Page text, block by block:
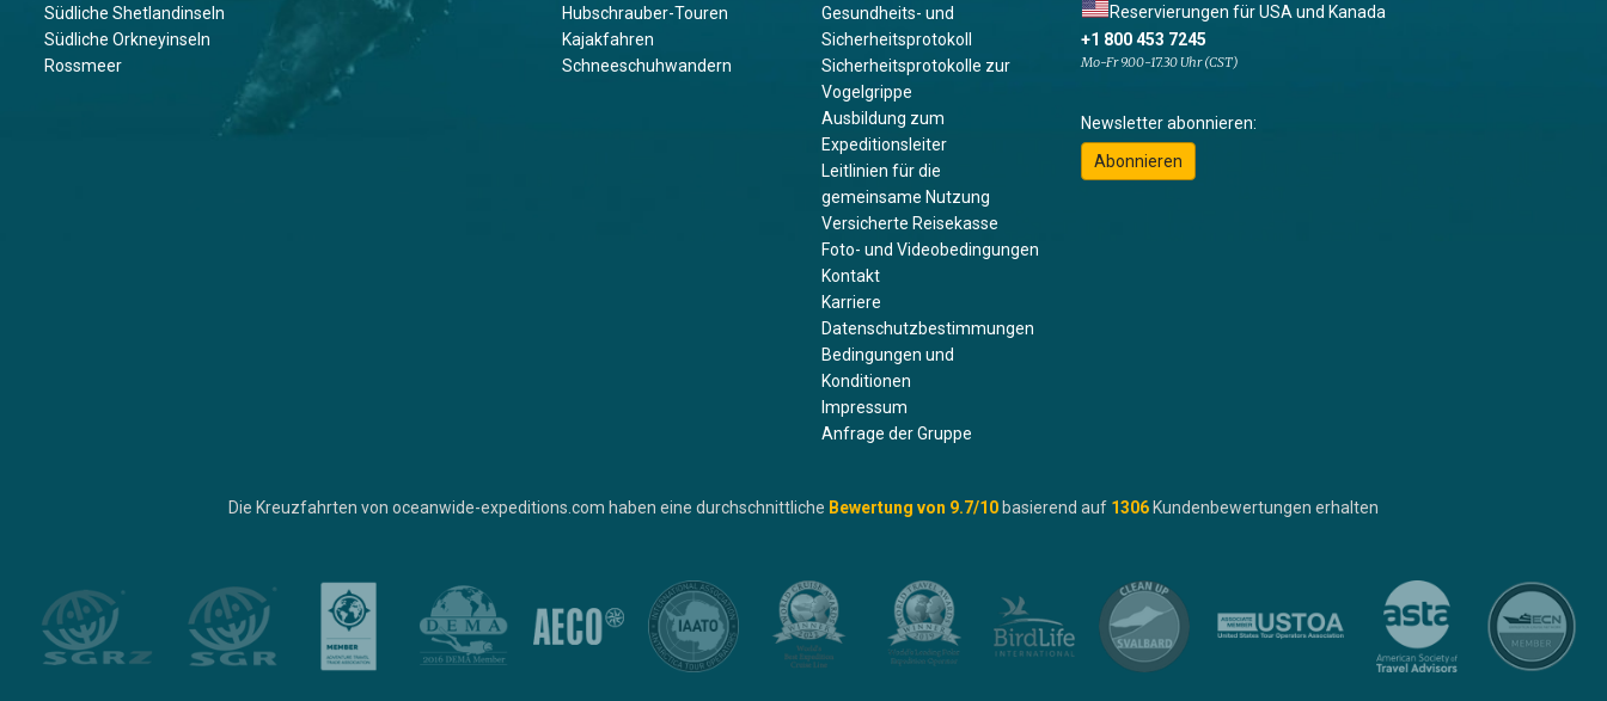
Südliche Shetlandinseln
Südliche Orkneyinseln
Rossmeer
Hubschrauber-Touren
Kajakfahren
Schneeschuhwandern
Gesundheits- und
Sicherheitsprotokoll
Sicherheitsprotokolle zur
Vogelgrippe
Ausbildung zum
Expeditionsleiter
Leitlinien für die
gemeinsame Nutzung
Versicherte Reisekasse
Foto- und Videobedingungen
Kontakt
Karriere
Datenschutzbestimmungen
Bedingungen und
Konditionen
Impressum
Anfrage der Gruppe
Reservierungen für USA und Kanada
+1 800 453 7245
Mo-Fr 9.00-17.30 Uhr (CST)
Newsletter abonnieren:
Abonnieren
Die Kreuzfahrten von oceanwide-expeditions.com haben eine durchschnittliche Bewertung von 9.7/10 basierend auf 1306 Kundenbewertungen erhalten